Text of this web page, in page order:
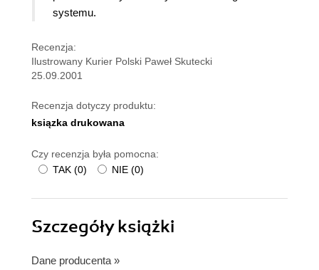
systemu.
Recenzja:
Ilustrowany Kurier Polski Paweł Skutecki
25.09.2001
Recenzja dotyczy produktu:
ksiązka drukowana
Czy recenzja była pomocna:
TAK (0) NIE (0)
Szczegółyksiążki
Dane producenta »